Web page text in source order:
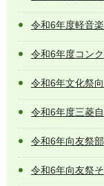
令和6年度軽音
令和6年度コン
令和6年文化祭
令和6年度三菱
令和6年向友祭
令和6年向友祭